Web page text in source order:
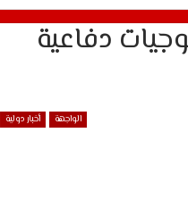
دفاعية
الواجهة أخبار دولية